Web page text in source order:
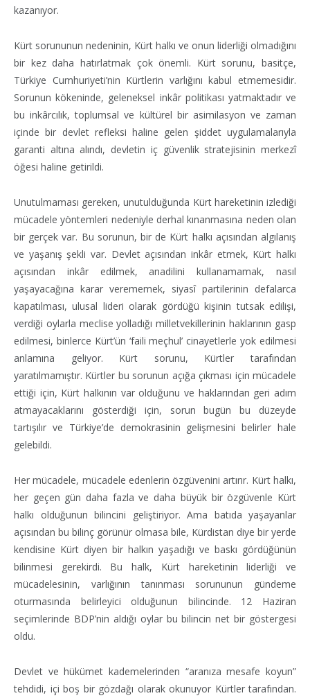
kazanıyor.
Kürt sorununun nedeninin, Kürt halkı ve onun liderliği olmadığını
bir kez daha hatırlatmak çok önemli. Kürt sorunu, basitçe,
Türkiye Cumhuriyeti’nin Kürtlerin varlığını kabul etmemesidir.
Sorunun kökeninde, geleneksel inkâr politikası yatmaktadır ve
bu inkârcılık, toplumsal ve kültürel bir asimilasyon ve zaman
içinde bir devlet refleksi haline gelen şiddet uygulamalarıyla
garanti altına alındı, devletin iç güvenlik stratejisinin merkezî
öğesi haline getirildi.
Unutulmaması gereken, unutulduğunda Kürt hareketinin izlediği
mücadele yöntemleri nedeniyle derhal kınanmasına neden olan
bir gerçek var. Bu sorunun, bir de Kürt halkı açısından algılanış
ve yaşanış şekli var. Devlet açısından inkâr etmek, Kürt halkı
açısından inkâr edilmek, anadilini kullanamamak, nasıl
yaşayacağına karar verememek, siyasî partilerinin defalarca
kapatılması, ulusal lideri olarak gördüğü kişinin tutsak edilişi,
verdiği oylarla meclise yolladığı milletvekillerinin haklarının gasp
edilmesi, binlerce Kürt’ün ‘faili meçhul’ cinayetlerle yok edilmesi
anlamına geliyor. Kürt sorunu, Kürtler tarafından
yaratılmamıştır. Kürtler bu sorunun açığa çıkması için mücadele
ettiği için, Kürt halkının var olduğunu ve haklarından geri adım
atmayacaklarını gösterdiği için, sorun bugün bu düzeyde
tartışılır ve Türkiye’de demokrasinin gelişmesini belirler hale
gelebildi.
Her mücadele, mücadele edenlerin özgüvenini artırır. Kürt halkı,
her geçen gün daha fazla ve daha büyük bir özgüvenle Kürt
halkı olduğunun bilincini geliştiriyor. Ama batıda yaşayanlar
açısından bu bilinç görünür olmasa bile, Kürdistan diye bir yerde
kendisine Kürt diyen bir halkın yaşadığı ve baskı gördüğünün
bilinmesi gerekirdi. Bu halk, Kürt hareketinin liderliği ve
mücadelesinin, varlığının tanınması sorununun gündeme
oturmasında belirleyici olduğunun bilincinde. 12 Haziran
seçimlerinde BDP’nin aldığı oylar bu bilincin net bir göstergesi
oldu.
Devlet ve hükümet kademelerinden “aranıza mesafe koyun”
tehdidi, içi boş bir gözdağı olarak okunuyor Kürtler tarafından.